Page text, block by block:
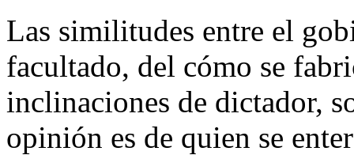
Las similitudes entre el
facultado, del cómo se
inclinaciones de dictador,
opinión es de quien se